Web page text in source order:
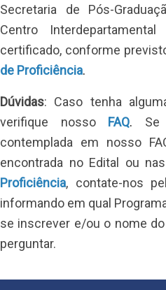
Secretaria de Pós-
Centro
certificado, conforme
de Proficiência.
Dúvidas: Caso tenha
verifique nosso
FAQ.
contemplada em nosso
encontrada no Edital ou nas
Proficiência, contate-nos
informando em qual
se inscrever e/ou o nome
perguntar.